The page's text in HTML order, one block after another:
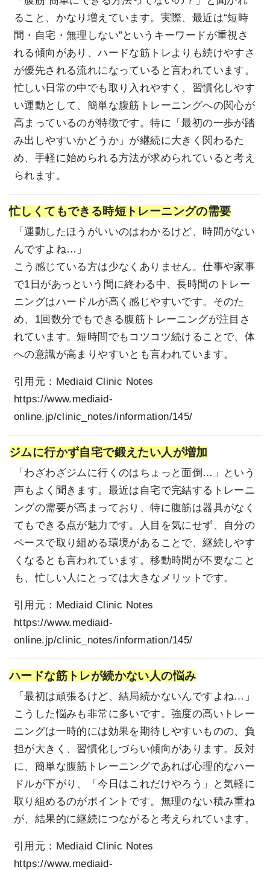
ること、かなり増えています。実際、最近は“短時
間・自宅・無理しない”というキーワードが重視さ
れる傾向があり、ハードな筋トレよりも続けやすさ
が優先される流れになっていると言われています。
忙しい日常の中でも取り入れやすく、習慣化しやす
い運動として、簡単な腹筋トレーニングへの関心が
高まっているのが特徴です。特に「最初の一歩が踏
み出しやすいかどうか」が継続に大きく関わるた
め、手軽に始められる方法が求められていると考え
られます。
忙しくてもできる時短トレーニングの需要
「運動したほうがいいのはわかるけど、時間がない
んですよね…」
こう感じている方は少なくありません。仕事や家事
で1日があっという間に終わる中、長時間のトレー
ニングはハードルが高く感じやすいです。そのた
め、1回数分でもできる腹筋トレーニングが注目さ
れています。短時間でもコツコツ続けることで、体
への意識が高まりやすいとも言われています。
引用元： Mediaid Clinic Notes
https://www.mediaid-
online.jp/clinic_notes/information/145/
ジムに行かず自宅で鍛えたい人が増加
「わざわざジムに行くのはちょっと面倒…」という
声もよく聞きます。最近は自宅で完結するトレーニ
ングの需要が高まっており、特に腹筋は器具がなく
てもできる点が魅力です。人目を気にせず、自分の
ペースで取り組める環境があることで、継続しやす
くなるとも言われています。移動時間が不要なこと
も、忙しい人にとっては大きなメリットです。
引用元： Mediaid Clinic Notes
https://www.mediaid-
online.jp/clinic_notes/information/145/
ハードな筋トレが続かない人の悩み
「最初は頑張るけど、結局続かないんですよね…」
こうした悩みも非常に多いです。強度の高いトレー
ニングは一時的には効果を期待しやすいものの、負
担が大きく、習慣化しづらい傾向があります。反対
に、簡単な腹筋トレーニングであれば心理的なハー
ドルが下がり、「今日はこれだけやろう」と気軽に
取り組めるのがポイントです。無理のない積み重ね
が、結果的に継続につながると考えられています。
引用元： Mediaid Clinic Notes
https://www.mediaid-